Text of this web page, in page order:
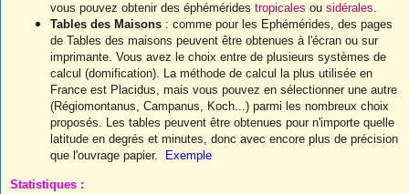
vous pouvez obtenir des éphémérides tropicales ou sidérales.
Tables des Maisons : comme pour les Ephémérides, des pages
de Tables des maisons peuvent être obtenues à l'écran ou sur
imprimante. Vous avez le choix entre de plusieurs systèmes de
calcul (domification). La méthode de calcul la plus utilisée en
France est Placidus, mais vous pouvez en sélectionner une autre
(Régiomontanus, Campanus, Koch...) parmi les nombreux choix
proposés. Les tables peuvent être obtenues pour n'importe quelle
latitude en degrés et minutes, donc avec encore plus de précision
que l'ouvrage papier.
Exemple
Statistiques :